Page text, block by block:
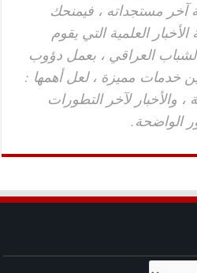
آخر مستجداته ، فيمنحك
العلمية التي يقوم
العراقي ، بعمل دؤوب
خدمات مميزة ، لعل أهمها :
، والأخبار لآخر التطورات
الواضحة.